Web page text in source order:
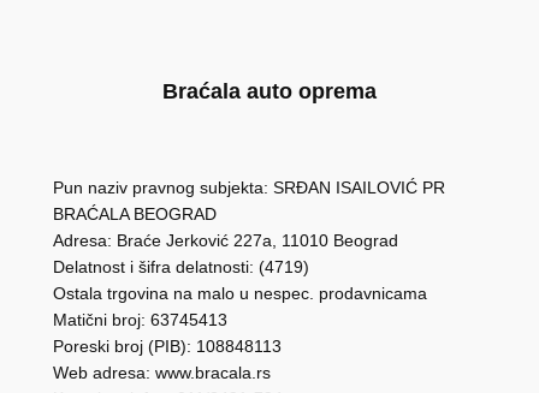
Braćala auto oprema
Pun naziv pravnog subjekta: SRĐAN ISAILOVIĆ PR
BRAĆALA BEOGRAD
Adresa: Braće Jerković 227a, 11010 Beograd
Delatnost i šifra delatnosti: (4719)
Ostala trgovina na malo u nespec. prodavnicama
Matični broj: 63745413
Poreski broj (PIB): 108848113
Web adresa: www.bracala.rs